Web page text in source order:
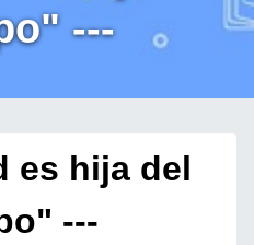
---
es hija del
---